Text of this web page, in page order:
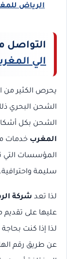
الرياض
التواصل
الي
يحرص الكثير
الشحن البحري
الشحن بكل
المغرب خدمات
المؤسسات التي
سليمة واحترافية.
لذا تعد شركة
عليها على تقديم
لذا إذا كنت
عن طريق رقم